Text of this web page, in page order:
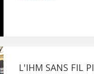
L'IHM SANS FIL